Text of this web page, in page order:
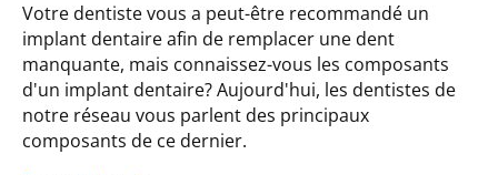
Votre dentiste vous a peut-être recommandé un
implant dentaire afin de remplacer une dent
manquante, mais connaissez-vous les composants
d'un implant dentaire? Aujourd'hui, les dentistes de
notre réseau vous parlent des principaux
composants de ce dernier.